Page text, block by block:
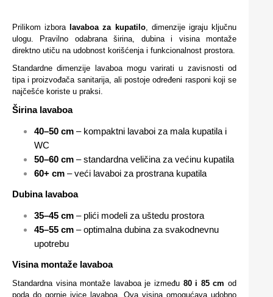
Prilikom izboralavaboa za kupatilo, dimenzije igraju ključnu
ulogu. Pravilno odabrana širina, dubina i visina montaže
direktno utiču na udobnost korišćenja i funkcionalnost prostora.
Standardne dimenzije lavaboa mogu varirati u zavisnosti od
tipa i proizvođača sanitarija, ali postoje određeni rasponi koji se
najčešće koriste u praksi.
Širina lavaboa
40–50 cm – kompaktni lavaboi za mala kupatila i
WC
50–60 cm – standardna veličina za većinu kupatila
60+ cm – veći lavaboi za prostrana kupatila
Dubina lavaboa
35–45 cm – plići modeli za uštedu prostora
45–55 cm – optimalna dubina za svakodnevnu
upotrebu
Visina montaže lavaboa
Standardna visina montaže lavaboa je između 80 i 85 cm od
poda do gornje ivice lavaboa. Ova visina omogućava udobno